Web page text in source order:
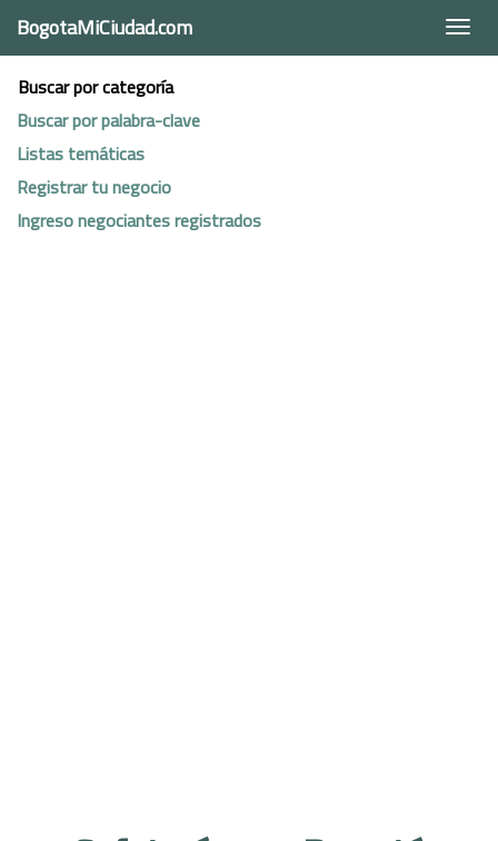
BogotaMiCiudad.com
Buscar por categoría
Buscar por palabra-clave
Listas temáticas
Registrar tu negocio
Ingreso negociantes registrados